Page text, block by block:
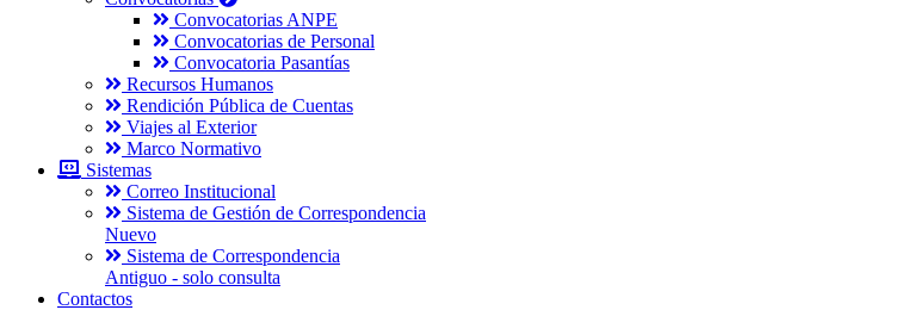
Convocatorias ANPE
Convocatorias de Personal
Convocatoria Pasantías
Recursos Humanos
Rendición Pública de Cuentas
Viajes al Exterior
Marco Normativo
Sistemas
Correo Institucional
Sistema de Gestión de Correspondencia
Nuevo
Sistema de Correspondencia
Antiguo - solo consulta
Contactos